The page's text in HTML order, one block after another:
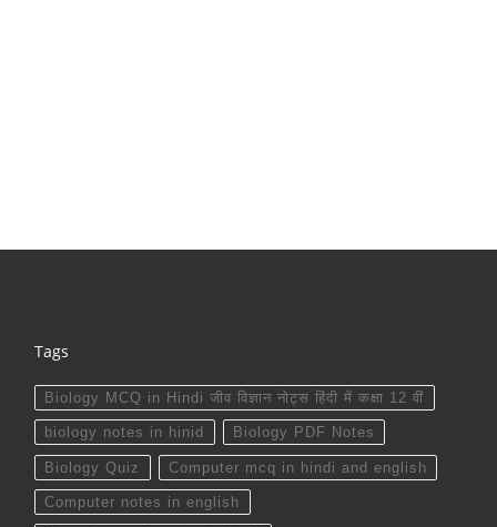
Tags
Biology MCQ in Hindi जीव विज्ञान नोट्स हिंदी में कक्षा 12 वीं
biology notes in hinid Biology PDF Notes
Biology Quiz Computer mcq in hindi and english
Computer notes in english